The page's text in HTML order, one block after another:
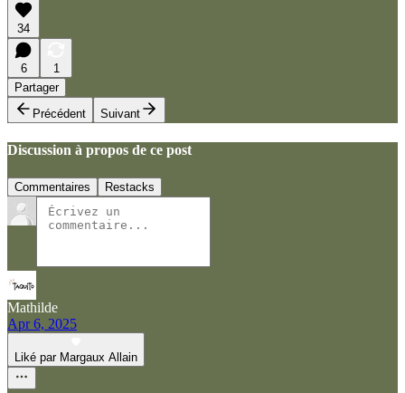
34
6
1
Partager
Précédent
Suivant
Discussion à propos de ce post
Commentaires Restacks
Mathilde
Apr 6, 2025
Liké par Margaux Allain